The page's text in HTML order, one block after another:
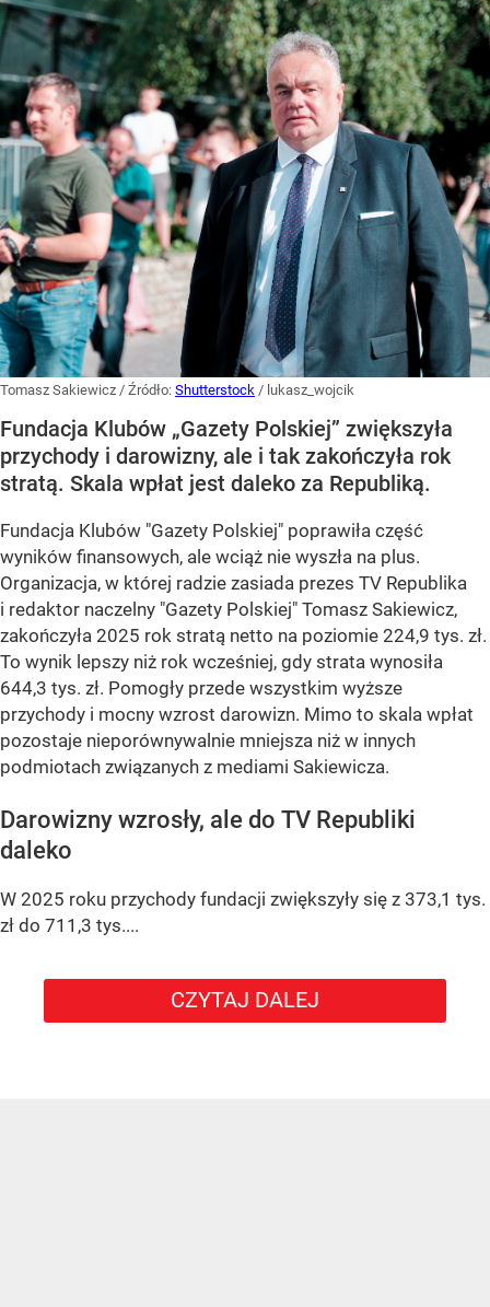
Tomasz Sakiewicz / Źródło: Shutterstock / lukasz_wojcik
Fundacja Klubów „Gazety Polskiej” zwiększyła
przychody i darowizny, ale i tak zakończyła rok
stratą. Skala wpłat jest daleko za Republiką.
Fundacja Klubów "Gazety Polskiej" poprawiła część
wyników finansowych, ale wciąż nie wyszła na plus.
Organizacja, w której radzie zasiada prezes TV Republika
i redaktor naczelny "Gazety Polskiej" Tomasz Sakiewicz,
zakończyła 2025 rok stratą netto na poziomie 224,9 tys. zł.
To wynik lepszy niż rok wcześniej, gdy strata wynosiła
644,3 tys. zł. Pomogły przede wszystkim wyższe
przychody i mocny wzrost darowizn. Mimo to skala wpłat
pozostaje nieporównywalnie mniejsza niż w innych
podmiotach związanych z mediami Sakiewicza.
Darowizny wzrosły, ale do TV Republiki
daleko
W 2025 roku przychody fundacji zwiększyły się z 373,1 tys.
zł do 711,3 tys....
CZYTAJ DALEJ